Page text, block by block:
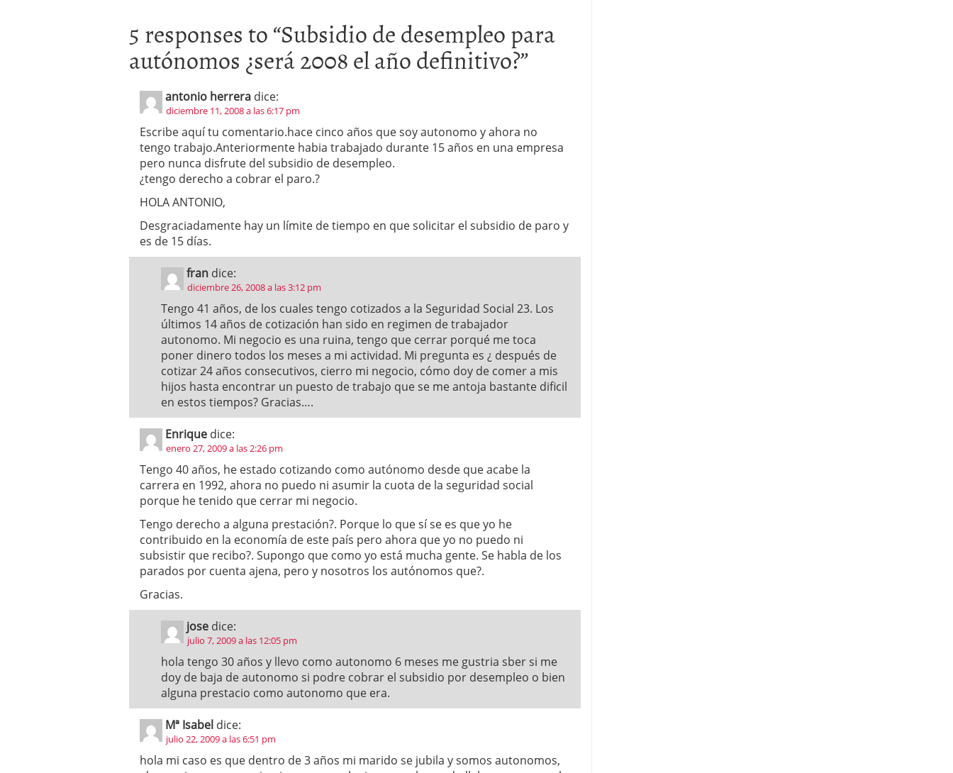
5 responses to “Subsidio de desempleo para
autónomos ¿será 2008 el año definitivo?”
antonio herrera dice:
diciembre 11, 2008 a las 6:17 pm
Escribe aquí tu comentario.hace cinco años que soy autonomo y ahora no
tengo trabajo.Anteriormente habia trabajado durante 15 años en una empresa
pero nunca disfrute del subsidio de desempleo.
¿tengo derecho a cobrar el paro.?
HOLA ANTONIO,
Desgraciadamente hay un límite de tiempo en que solicitar el subsidio de paro y
es de 15 días.
fran dice:
diciembre 26, 2008 a las 3:12 pm
Tengo 41 años, de los cuales tengo cotizados a la Seguridad Social 23. Los
últimos 14 años de cotización han sido en regimen de trabajador
autonomo. Mi negocio es una ruina, tengo que cerrar porqué me toca
poner dinero todos los meses a mi actividad. Mi pregunta es ¿ después de
cotizar 24 años consecutivos, cierro mi negocio, cómo doy de comer a mis
hijos hasta encontrar un puesto de trabajo que se me antoja bastante dificil
en estos tiempos? Gracias….
Enrique dice:
enero 27, 2009 a las 2:26 pm
Tengo 40 años, he estado cotizando como autónomo desde que acabe la
carrera en 1992, ahora no puedo ni asumir la cuota de la seguridad social
porque he tenido que cerrar mi negocio.
Tengo derecho a alguna prestación?. Porque lo que sí se es que yo he
contribuido en la economía de este país pero ahora que yo no puedo ni
subsistir que recibo?. Supongo que como yo está mucha gente. Se habla de los
parados por cuenta ajena, pero y nosotros los autónomos que?.
Gracias.
jose dice:
julio 7, 2009 a las 12:05 pm
hola tengo 30 años y llevo como autonomo 6 meses me gustria sber si me
doy de baja de autonomo si podre cobrar el subsidio por desempleo o bien
alguna prestacio como autonomo que era.
Mª Isabel dice:
julio 22, 2009 a las 6:51 pm
hola mi caso es que dentro de 3 años mi marido se jubila y somos autonomos,